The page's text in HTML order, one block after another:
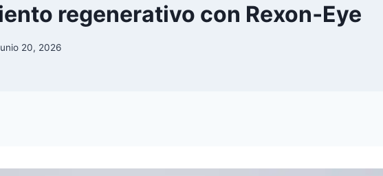
regenerativo con Rexon‑Eye
20, 2026